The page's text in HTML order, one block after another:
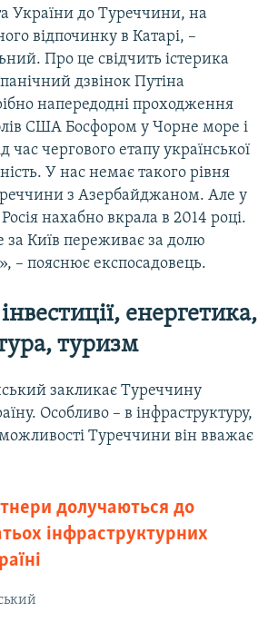
України до Туреччини, на
відпочинку в Катарі, –
Про це свідчить істерика
дзвінок Путіна
напередодні проходження
США Босфором у Чорне море і
час чергового етапу української
У нас немає такого рівня
з Азербайджаном. Але у
нахабно вкрала в 2014 році.
Київ переживає за долю
– пояснює експосадовець.
енергетика,
туризм
закликає Туреччину
Особливо – в інфраструктуру,
можливості Туреччини він вважає
долучаються до
інфраструктурних